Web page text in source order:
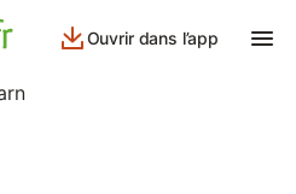
Ouvrir dans l’app